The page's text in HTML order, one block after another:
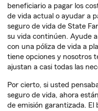
beneficiario a pagar los
de vida actual o ayudar a
seguro de vida de State
su vida continúen. Ayude
con una póliza de vida a
tiene opciones y nosotros
ajustan a casi todas las
Por cierto, si usted
seguro de vida, ahora
de emisión garantizada.